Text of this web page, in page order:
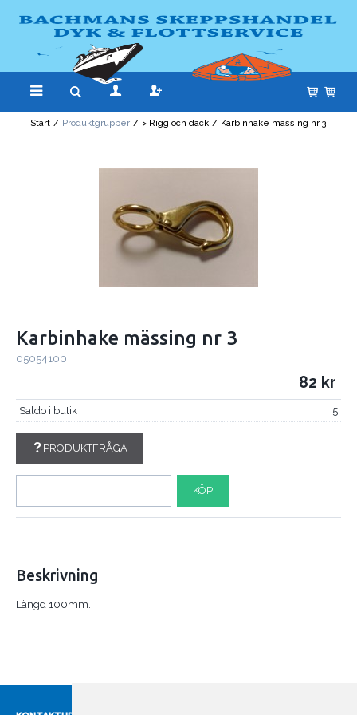
Start / Produktgrupper / > Rigg och däck / Karbinhake mässing nr 3
Karbinhake mässing nr 3
05054100
82
Saldo i butik 5
PRODUKTFRÅGA
KÖP
Beskrivning
Längd 100mm.